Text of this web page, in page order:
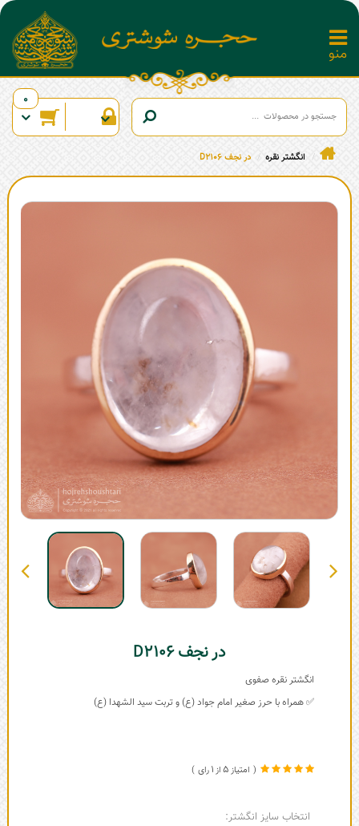
0
انگشتر نقره در نجف D2106
در نجف D2106
انگشتر نقره صفوی
✅ همراه با حرز صغیر امام جواد (ع) و تربت سید الشهدا (ع)
5
1
انتخاب سایز انگشتر: